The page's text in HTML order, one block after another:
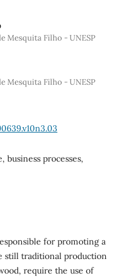
Mesquita Filho - UNESP
Mesquita Filho - UNESP
processes,
for promoting a
still traditional production
require the use of